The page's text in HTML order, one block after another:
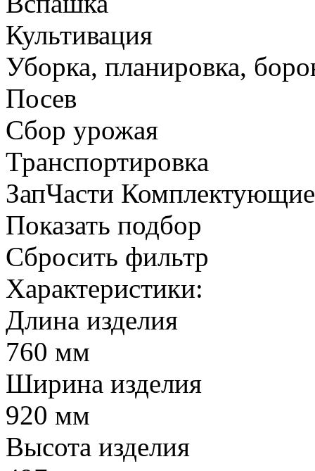
Культивация
Уборка, планировка,
Посев
Сбор урожая
Транспортировка
ЗапЧасти
Показать подбор
Сбросить фильтр
Характеристики:
Длина изделия
760 мм
Ширина изделия
920 мм
Высота изделия